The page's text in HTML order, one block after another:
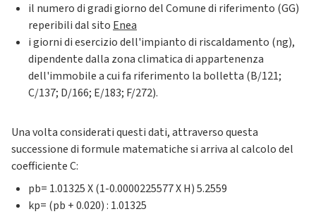
il numero di gradi giorno del Comune di riferimento (GG)
reperibili dal sito Enea
i giorni di esercizio dell'impianto di riscaldamento (ng),
dipendente dalla zona climatica di appartenenza
dell'immobile a cui fa riferimento la bolletta (B/121;
C/137; D/166; E/183; F/272).
Una volta considerati questi dati, attraverso questa
successione di formule matematiche si arriva al calcolo del
coefficiente C:
pb= 1.01325 X (1-0.0000225577 X H) 5.2559
kp= (pb + 0.020) : 1.01325